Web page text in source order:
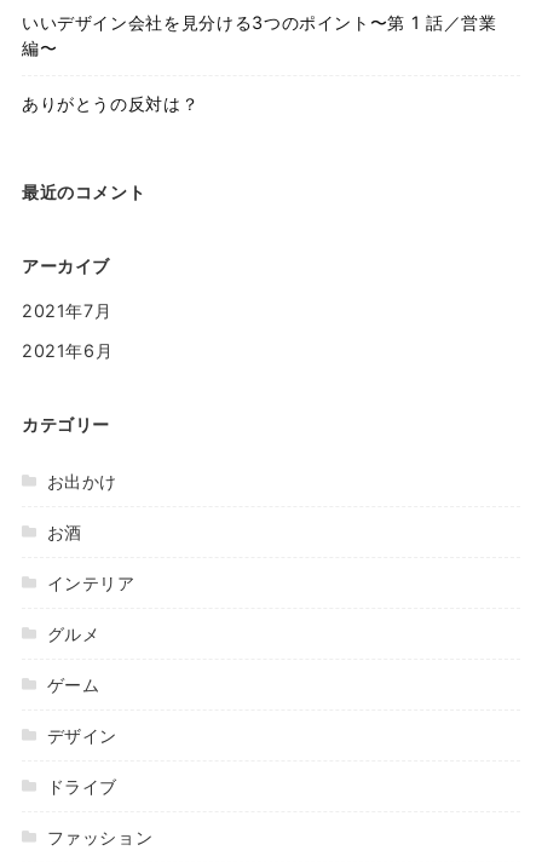
いいデザイン会社を見分ける3つのポイント〜第 1 話／営業
編〜
ありがとうの反対は？
最近のコメント
アーカイブ
2021年7月
2021年6月
カテゴリー
お出かけ
お酒
インテリア
グルメ
ゲーム
デザイン
ドライブ
ファッション